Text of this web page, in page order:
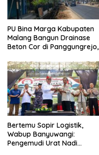
PU Bina Marga Kabupaten
Malang Bangun Drainase
Beton Cor di Panggungrejo,
Bertemu Sopir Logistik,
Wabup Banyuwangi:
Pengemudi Urat Nadi